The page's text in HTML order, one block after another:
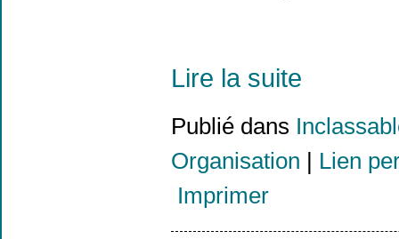
Lire la suite
Publié dans
Organisation
Lien
Imprimer